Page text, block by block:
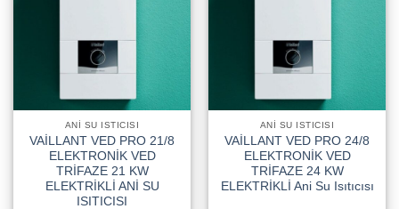
ANI SU ISTICISI
VAİLLANT VED PRO 21/8
ELEKTRONİK VED
TRİFAZE 21 KW
ELEKTRİKLİ ANİ SU
ISITICISI
ANI SU ISTICISI
VAİLLANT VED PRO 24/8
ELEKTRONİK VED
TRİFAZE 24 KW
ELEKTRİKLİ Ani Su Isıtıcısı